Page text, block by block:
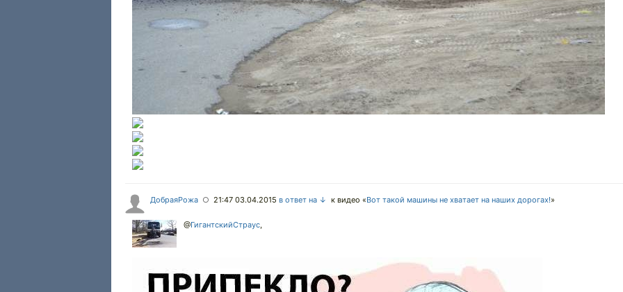
ДобраяРожа ○ 21:47 03.04.2015 в ответ на ↓ к видео «Вот такой машины не хватает на наших дорогах!»
@ГигантскийСтраус,